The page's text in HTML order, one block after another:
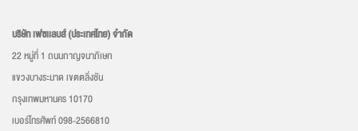
บริษัท เฟซเเลบส์ (ประเทศไทย) จำกัด
22 หมู่ที่ 1 ถนนกาญจนาภิเษก
แขวงบางระมาด เขตตลิ่งชัน
กรุงเทพมหานคร 10170
เบอร์โทรศัพท์ 098-2566810